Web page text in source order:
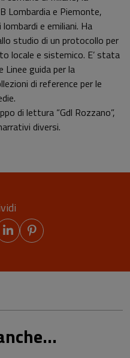
Lombardia e Piemonte,
e emiliani. Ha
studio di un protocollo per
locale e sistemico. E’ stata
Linee guida per la
di reference per le
di lettura “Gdl Rozzano”,
diversi.